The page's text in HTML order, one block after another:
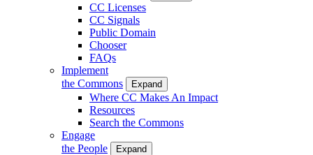
CC Licenses
CC Signals
Public Domain
Chooser
FAQs
Implement
the Commons
Expand
Where CC Makes An Impact
Resources
Search the Commons
Engage
the People
Expand